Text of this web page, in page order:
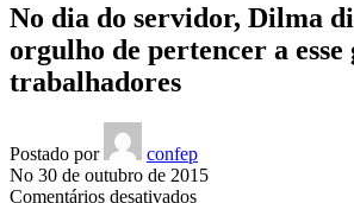
No dia do servidor, Dilma
orgulho de pertencer a esse
trabalhadores
Postado por
confep
No 30 de outubro de 2015
Comentários desativadosem